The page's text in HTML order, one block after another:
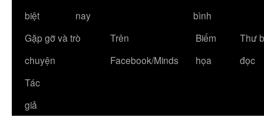
biệt
nay
bình
Gặp gỡ và trò
chuyện
Trên
Facebook/Minds
Biếm
họa
Thư
đọc
Tác
giả